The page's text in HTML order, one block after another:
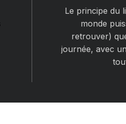
Le principe du
monde
retrouver)
journée, avec